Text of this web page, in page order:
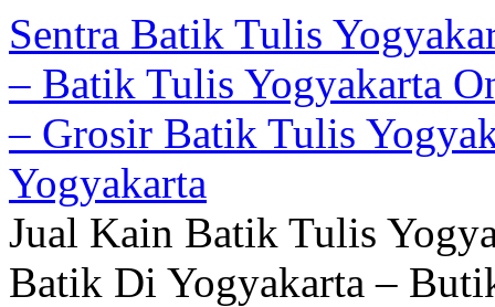
Sentra Batik Tulis
– Batik Tulis Yogyakarta
– Grosir Batik Tulis
Yogyakarta
Jual Kain Batik Tulis
Batik Di Yogyakarta –